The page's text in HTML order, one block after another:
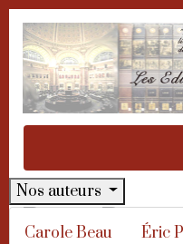
Aller à la navigation
Aller au contenu
Nos auteurs
Carole Beau Éric
Patxi Bente